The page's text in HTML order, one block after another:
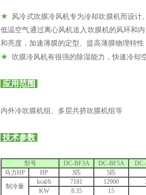
★
风冷式吹膜冷风机专为冷却吹膜机而设
低温空气通过离心风机送入吹膜机的风环和
和亮度，加速薄膜的定型、提高薄膜物理特性
★ 吹膜冷风机有很强的除湿能力，快速冷却
应用范围
内外冷吹膜机组、多层共挤吹膜机组等
技术参数
型号 DC-BF3A DC-BF5A
马力HP
HP 3匹 5匹
制冷量
kcal/h 7181 12900
KW
8.35 15